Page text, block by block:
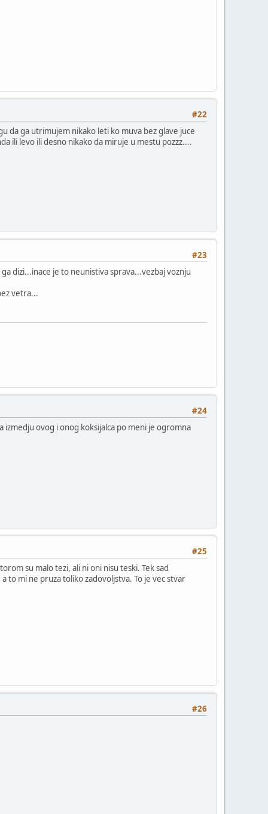
#22
da ga utrimujem nikako leti ko muva bez glave juce
ili levo ili desno nikako da miruje u mestu pozzz....
#23
dizi...inace je to neunistiva sprava...vezbaj voznju
vetra...
#24
ovog i onog koksijalca po meni je ogromna
#25
su malo tezi, ali ni oni nisu teski. Tek sad
to mi ne pruza toliko zadovoljstva. To je vec stvar
#26